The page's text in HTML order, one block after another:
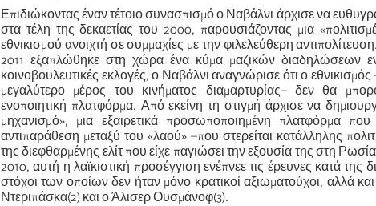
Επιδιώκοντας έναν τέτοιο συνασπισμό ο Ναβάλνι άρχισε να
στα τέλη της δεκαετίας του 2000, παρουσιάζοντας μια
εθνικισμού ανοιχτή σε συμμαχίες με την φιλελεύθερη
2011 εξαπλώθηκε στη χώρα ένα κύμα μαζικών διαδηλώσεων
κοινοβουλευτικές εκλογές, ο Ναβάλνι αναγνώρισε ότι ο
μεγαλύτερο μέρος του κινήματος διαμαρτυρίας– δεν θα
ενοποιητική πλατφόρμα. Από εκείνη τη στιγμή άρχισε να
μηχανισμό», μια εξαιρετικά προσωποποιημένη πλατφόρμα που
αντιπαράθεση μεταξύ του «λαού» –που στερείται κατάλληλης
της διεφθαρμένης ελίτ που είχε παγιώσει την εξουσία της στη
2010, αυτή η λαϊκιστική προσέγγιση ενέπνεε τις έρευνες κατά της
στόχοι των οποίων δεν ήταν μόνο κρατικοί αξιωματούχοι, αλλά
Ντεριπάσκα(2) και ο Άλισερ Ουσμάνοφ(3).